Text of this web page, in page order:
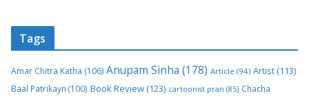
Tags
Amar Chitra Katha (106) Anupam Sinha (178) Article (94) Artist (113)
Baal Patrikayn (100) Book Review(123) cartoonist pran (85) Chacha